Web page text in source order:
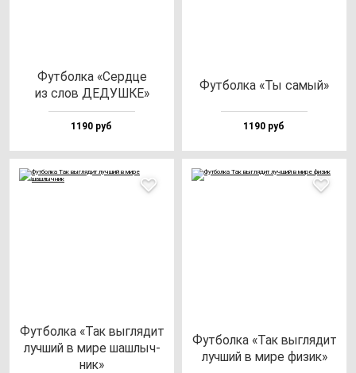
Фут­бол­ка «Сер­дце
из слов ДЕДУШКЕ»
1190 руб
Фут­бол­ка «Ты са­мый»
1190 руб
Фут­бол­ка «Так выг­ля­дит
луч­ший в ми­ре шаш­лыч­
ник»
Фут­бол­ка «Так выг­ля­дит
луч­ший в ми­ре фи­зик»